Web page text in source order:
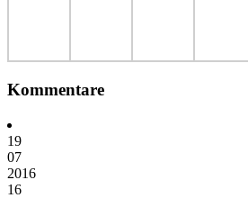
Kommentare
19
07
2016
16